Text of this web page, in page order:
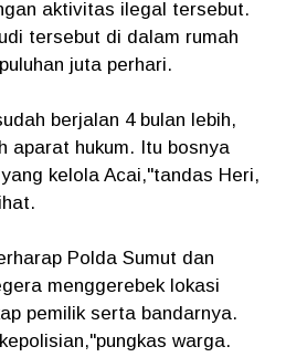
aktivitas ilegal tersebut.
tersebut di dalam rumah
juta perhari.
berjalan 4 bulan lebih,
aparat hukum. Itu bosnya
kelola Acai,"tandas Heri,
Polda Sumut dan
menggerebek lokasi
pemilik serta bandarnya.
warga.